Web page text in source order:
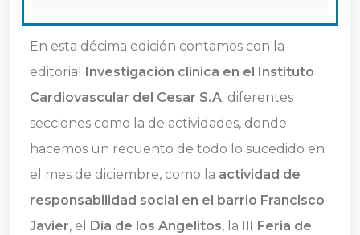
En esta décima edición contamos con la
editorial
Investigación clínica en el Instituto
Cardiovascular del Cesar S.A; diferentes
secciones como la de actividades, donde
hacemos un recuento de todo lo sucedido en
el mes de diciembre, como la actividad de
responsabilidad social en el barrio Francisco
Javier, el Día de los Angelitos, la III Feria de